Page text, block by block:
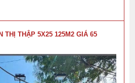
THỊ THẬP 5X25 125M2 GIÁ 65